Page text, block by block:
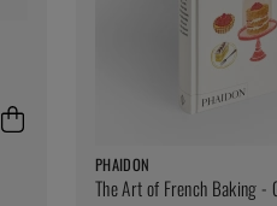
PHAIDON
The Art of French Baking -